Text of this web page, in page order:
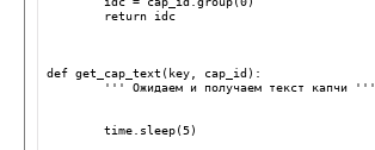
        return idc
def get_cap_text(key, cap_id):
	''' Ожидаем и получаем текст капчи '''
	time.sleep(5)